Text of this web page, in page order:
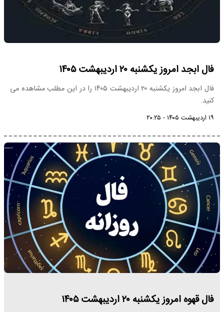
فال ابجد امروز یکشنبه ۲۰ اردیبهشت ۱۴۰۵
فال ابجد امروز یکشنبه ۲۰ اردیبهشت ۱۴۰۵ را در این مطلب مشاهده می
کنید.
۱۹ اردیبهشت ۱۴۰۵ - ۲۰:۲۵
فال قهوه امروز یکشنبه ۲۰ اردیبهشت ۱۴۰۵